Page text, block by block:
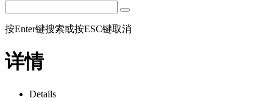
按Enter键搜索或按ESC键取消
详情
Details